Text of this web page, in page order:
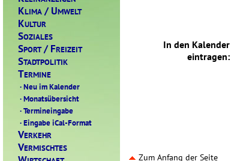
KLIMA / UMWELT
KULTUR
SOZIALES
SPORT/ FREIZEIT
STADTPOLITIK
TERMINE
·Neu im Kalender
·Monatsübersicht
·Termineingabe
·Eingabe iCal-Format
VERKEHR
VERMISCHTES
In den Kalender
eintragen:
Zum Anfang der Seite